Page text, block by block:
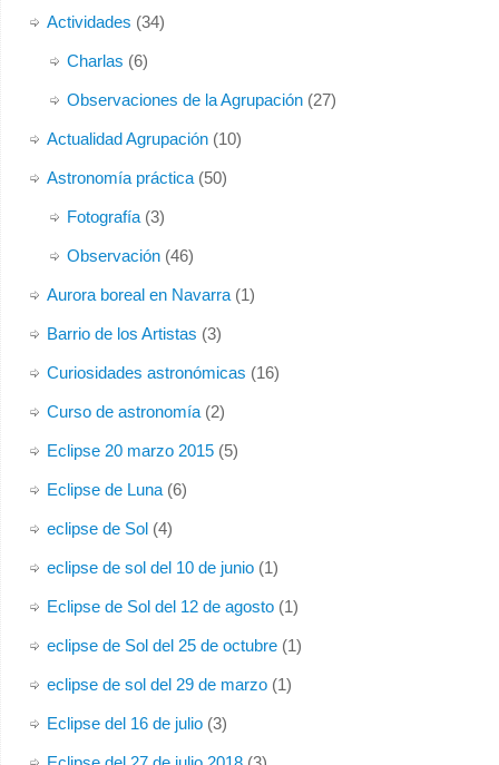
Actividades (34)
Charlas (6)
Observaciones de la Agrupación(27)
Actualidad Agrupación(10)
Astronomía práctica(50)
Fotografía(3)
Observación(46)
Aurora boreal en Navarra(1)
Barrio de los Artistas (3)
Curiosidades astronómicas (16)
Curso de astronomía(2)
Eclipse 20 marzo 2015(5)
Eclipse de Luna(6)
eclipse de Sol(4)
eclipse de sol del 10 de junio(1)
Eclipse de Sol del 12 de agosto(1)
eclipse de Sol del 25 de octubre(1)
eclipse de sol del 29 de marzo(1)
Eclipse del 16 de julio(3)